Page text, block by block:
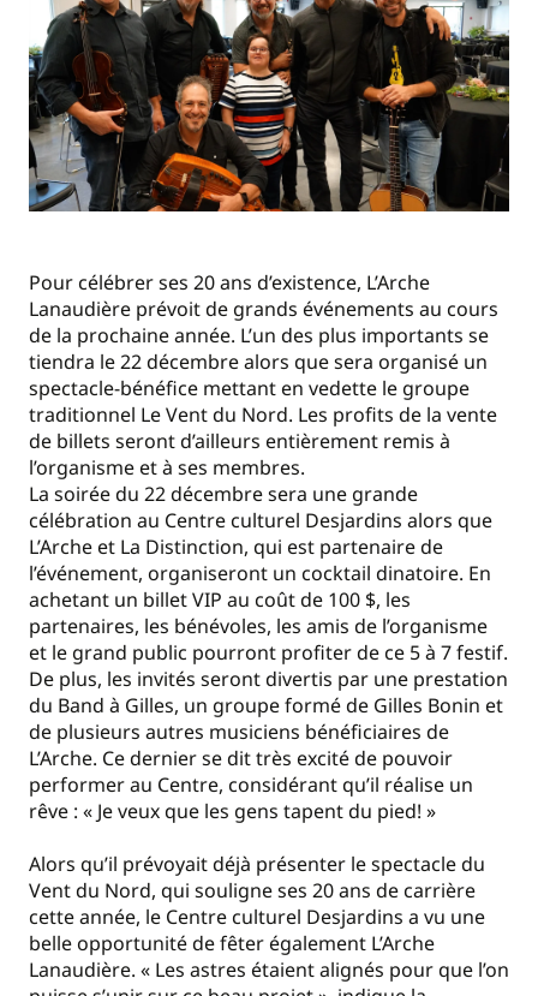
Pour célébrer ses 20 ans d’existence, L’Arche
Lanaudière prévoit de grands événements au cours
de la prochaine année. L’un des plus importants se
tiendra le 22 décembre alors que sera organisé un
spectacle-bénéfice mettant en vedette le groupe
traditionnel Le Vent du Nord. Les profits de la vente
de billets seront d’ailleurs entièrement remis à
l’organisme et à ses membres.
La soirée du 22 décembre sera une grande
célébration au Centre culturel Desjardins alors que
L’Arche et La Distinction, qui est partenaire de
l’événement, organiseront un cocktail dinatoire. En
achetant un billet VIP au coût de 100 $, les
partenaires, les bénévoles, les amis de l’organisme
et le grand public pourront profiter de ce 5 à 7 festif.
De plus, les invités seront divertis par une prestation
du Band à Gilles, un groupe formé de Gilles Bonin et
de plusieurs autres musiciens bénéficiaires de
L’Arche. Ce dernier se dit très excité de pouvoir
performer au Centre, considérant qu’il réalise un
rêve : « Je veux que les gens tapent du pied! »
Alors qu’il prévoyait déjà présenter le spectacle du
Vent du Nord, qui souligne ses 20 ans de carrière
cette année, le Centre culturel Desjardins a vu une
belle opportunité de fêter également L’Arche
Lanaudière. « Les astres étaient alignés pour que l’on